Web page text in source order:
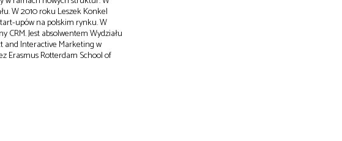
W 2010 roku Leszek Konkel
upów na polskim rynku. W
CRM. Jest absolwentem Wydziału
and Interactive Marketing w
Erasmus Rotterdam School of